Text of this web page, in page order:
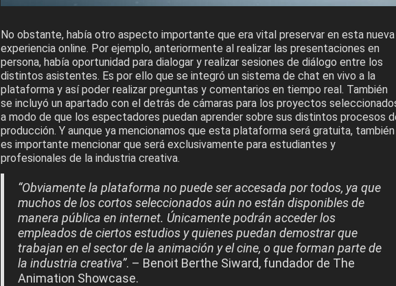
No obstante, había otro aspecto importante que era vital preservar en esta nueva
experiencia online. Por ejemplo, anteriormente al realizar las presentaciones en
persona, había oportunidad para dialogar y realizar sesiones de diálogo entre los
distintos asistentes. Es por ello que se integró un sistema de chat en vivo a la
plataforma y así poder realizar preguntas y comentarios en tiempo real. También
se incluyó un apartado con el detrás de cámaras para los proyectos
a modo de que los espectadores puedan aprender sobre sus distintos procesos
producción. Y aunque ya mencionamos que esta plataforma será gratuita, también
es importante mencionar que será exclusivamente para estudiantes y
profesionales de la industria creativa.
“Obviamente la plataforma no puede ser accesada por todos, ya que
muchos de los cortos seleccionados aún no están disponibles de
manera pública en internet. Únicamente podrán acceder los
empleados de ciertos estudios y quienes puedan demostrar que
trabajan en el sector de la animación y el cine, o que forman parte de
la industria creativa”. – Benoit Berthe Siward, fundador de The
Animation Showcase.